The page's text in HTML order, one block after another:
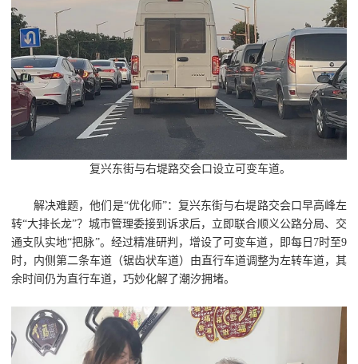
复兴东街与右堤路交会口设立可变车道。
解决难题，他们是“优化师”：复兴东街与右堤路交会口早高峰左
转“大排长龙”？城市管理委接到诉求后，立即联合顺义公路分局、交
通支队实地“把脉”。经过精准研判，增设了可变车道，即每日7时至9
时，内侧第二条车道（锯齿状车道）由直行车道调整为左转车道，其
余时间仍为直行车道，巧妙化解了潮汐拥堵。